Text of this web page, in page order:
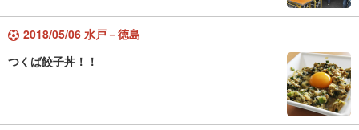
2018/05/06 水戸－徳島
つくば餃子丼！！